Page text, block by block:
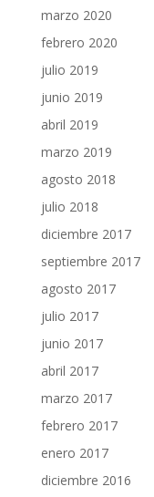
marzo 2020
febrero 2020
julio 2019
junio 2019
abril 2019
marzo 2019
agosto 2018
julio 2018
diciembre 2017
septiembre 2017
agosto 2017
julio 2017
junio 2017
abril 2017
marzo 2017
febrero 2017
enero 2017
diciembre 2016